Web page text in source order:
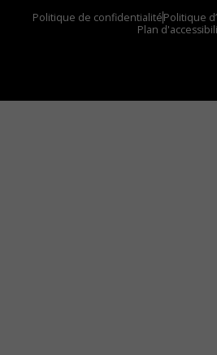
Politique de confidentialitéPolitique
Plan